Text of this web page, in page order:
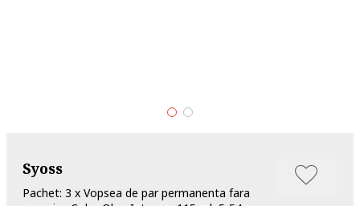
Syoss
Pachet: 3 x Vopsea de par permanenta fara